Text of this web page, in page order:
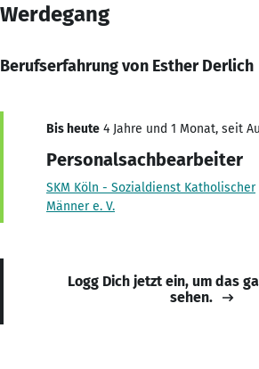
Werdegang
Berufserfahrung von Esther Derlich
Bis heute 4 Jahre und 1 Monat, seit
Personalsachbearbeiter
SKM Köln - Sozialdienst Katholischer
Männer e. V.
Logg Dich jetzt ein, um das
sehen.